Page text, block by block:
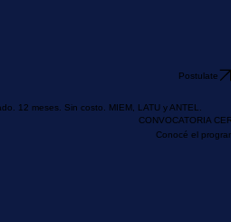
Postulate
12 meses. Sin costo. MIEM, LATU y ANTEL.